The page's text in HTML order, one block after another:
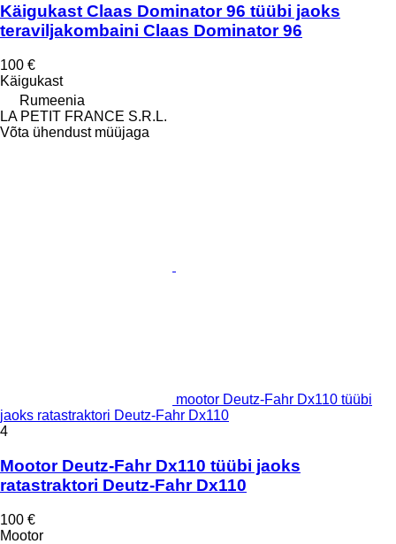
Käigukast Claas Dominator 96 tüübi jaoks
teraviljakombaini Claas Dominator 96
100 €
Käigukast
Rumeenia
LA PETIT FRANCE S.R.L.
Võta ühendust müüjaga
mootor Deutz-Fahr Dx110 tüübi
jaoks ratastraktori Deutz-Fahr Dx110
4
Mootor Deutz-Fahr Dx110 tüübi jaoks
ratastraktori Deutz-Fahr Dx110
100 €
Mootor